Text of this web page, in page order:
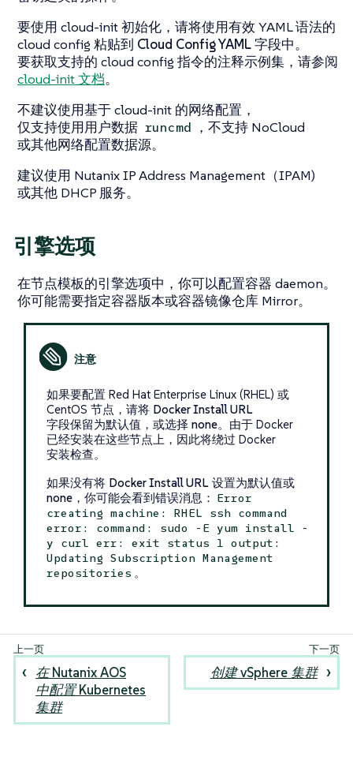
要使用 cloud-init 初始化，请将使用有效 YAML 语法的
cloud config 粘贴到 Cloud Config YAML字段中。
要获取支持的 cloud config 指令的注释示例集，请参阅
cloud-init 文档。
不建议使用基于 cloud-init 的网络配置，
仅支持使用用户数据 runcmd ，不支持 NoCloud
或其他网络配置数据源。
建议使用 Nutanix IP Address Management（IPAM)
或其他 DHCP 服务。
引擎选项
在节点模板的引擎选项中，你可以配置容器 daemon。
你可能需要指定容器版本或容器镜像仓库 Mirror。
如果要配置 Red Hat Enterprise Linux (RHEL) 或
CentOS 节点，请将 Docker Install URL
字段保留为默认值，或选择 none。由于 Docker
已经安装在这些节点上，因此将绕过 Docker
安装检查。
如果没有将 Docker Install URL设置为默认值或
none，你可能会看到错误消息： Error
creating machine: RHEL ssh command
error: command: sudo -E yum install -
y curl err: exit status 1 output:
Updating Subscription Management
repositories 。
在 Nutanix AOS
中配置 Kubernetes
集群
创建 vSphere 集群